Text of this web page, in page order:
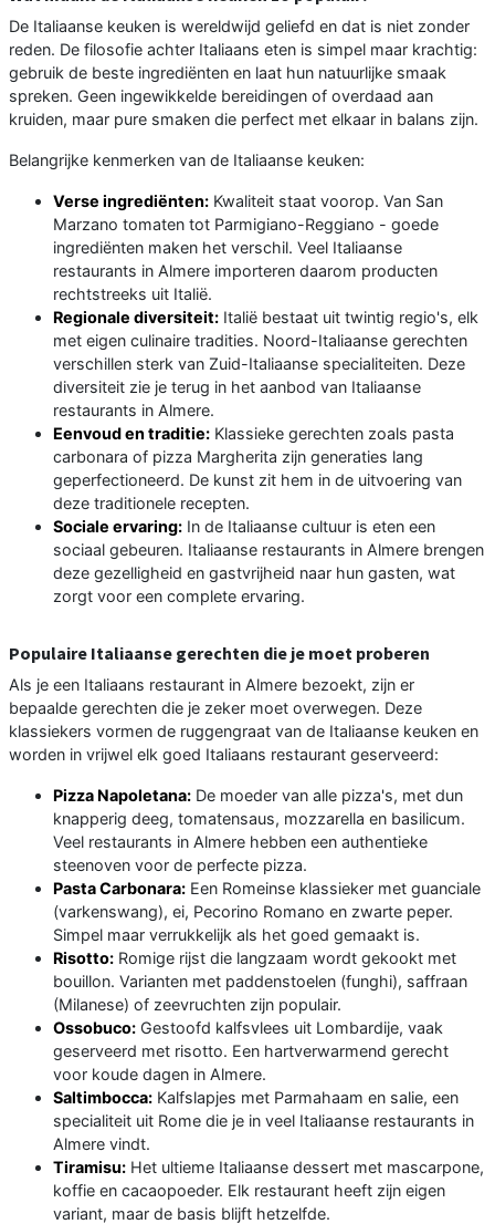
De Italiaanse keuken is wereldwijd geliefd en dat is niet zonder
reden. De filosofie achter Italiaans eten is simpel maar krachtig:
gebruik de beste ingrediënten en laat hun natuurlijke smaak
spreken. Geen ingewikkelde bereidingen of overdaad aan
kruiden, maar pure smaken die perfect met elkaar in balans zijn.
Belangrijke kenmerken van de Italiaanse keuken:
Verse ingrediënten: Kwaliteit staat voorop. Van San
Marzano tomaten tot Parmigiano-Reggiano - goede
ingrediënten maken het verschil. Veel Italiaanse
restaurants in Almere importeren daarom producten
rechtstreeks uit Italië.
Regionale diversiteit: Italië bestaat uit twintig regio's, elk
met eigen culinaire tradities. Noord-Italiaanse gerechten
verschillen sterk van Zuid-Italiaanse specialiteiten. Deze
diversiteit zie je terug in het aanbod van Italiaanse
restaurants in Almere.
Eenvoud en traditie: Klassieke gerechten zoals pasta
carbonara of pizza Margherita zijn generaties lang
geperfectioneerd. De kunst zit hem in de uitvoering van
deze traditionele recepten.
Sociale ervaring: In de Italiaanse cultuur is eten een
sociaal gebeuren. Italiaanse restaurants in Almere brengen
deze gezelligheid en gastvrijheid naar hun gasten, wat
zorgt voor een complete ervaring.
Populaire Italiaanse gerechten die je moet proberen
Als je een Italiaans restaurant in Almere bezoekt, zijn er
bepaalde gerechten die je zeker moet overwegen. Deze
klassiekers vormen de ruggengraat van de Italiaanse keuken en
worden in vrijwel elk goed Italiaans restaurant geserveerd:
Pizza Napoletana: De moeder van alle pizza's, met dun
knapperig deeg, tomatensaus, mozzarella en basilicum.
Veel restaurants in Almere hebben een authentieke
steenoven voor de perfecte pizza.
Pasta Carbonara: Een Romeinse klassieker met guanciale
(varkenswang), ei, Pecorino Romano en zwarte peper.
Simpel maar verrukkelijk als het goed gemaakt is.
Risotto: Romige rijst die langzaam wordt gekookt met
bouillon. Varianten met paddenstoelen (funghi), saffraan
(Milanese) of zeevruchten zijn populair.
Ossobuco: Gestoofd kalfsvlees uit Lombardije, vaak
geserveerd met risotto. Een hartverwarmend gerecht
voor koude dagen in Almere.
Saltimbocca: Kalfslapjes met Parmahaam en salie, een
specialiteit uit Rome die je in veel Italiaanse restaurants in
Almere vindt.
Tiramisu: Het ultieme Italiaanse dessert met mascarpone,
koffie en cacaopoeder. Elk restaurant heeft zijn eigen
variant, maar de basis blijft hetzelfde.